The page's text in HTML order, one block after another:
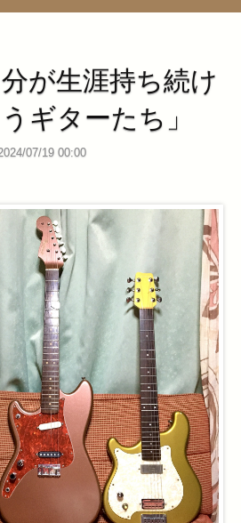
分が生涯持ち続け
ギターたち」
07/19 00:00